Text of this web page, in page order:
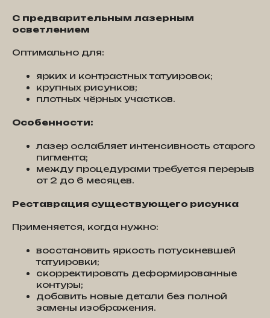
С предварительным лазерным
осветлением
Оптимально для:
ярких и контрастных татуировок;
крупных рисунков;
плотных чёрных участков.
Особенности:
лазер ослабляет интенсивность старого
пигмента;
между процедурами требуется перерыв
от 2 до 6 месяцев.
Реставрация существующего рисунка
Применяется, когда нужно:
восстановить яркость потускневшей
татуировки;
скорректировать деформированные
контуры;
добавить новые детали без полной
замены изображения.